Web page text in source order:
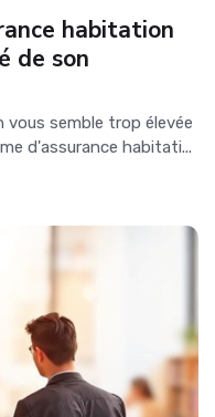
habitation
de son
semble trop élevée
d'assurance habitati...